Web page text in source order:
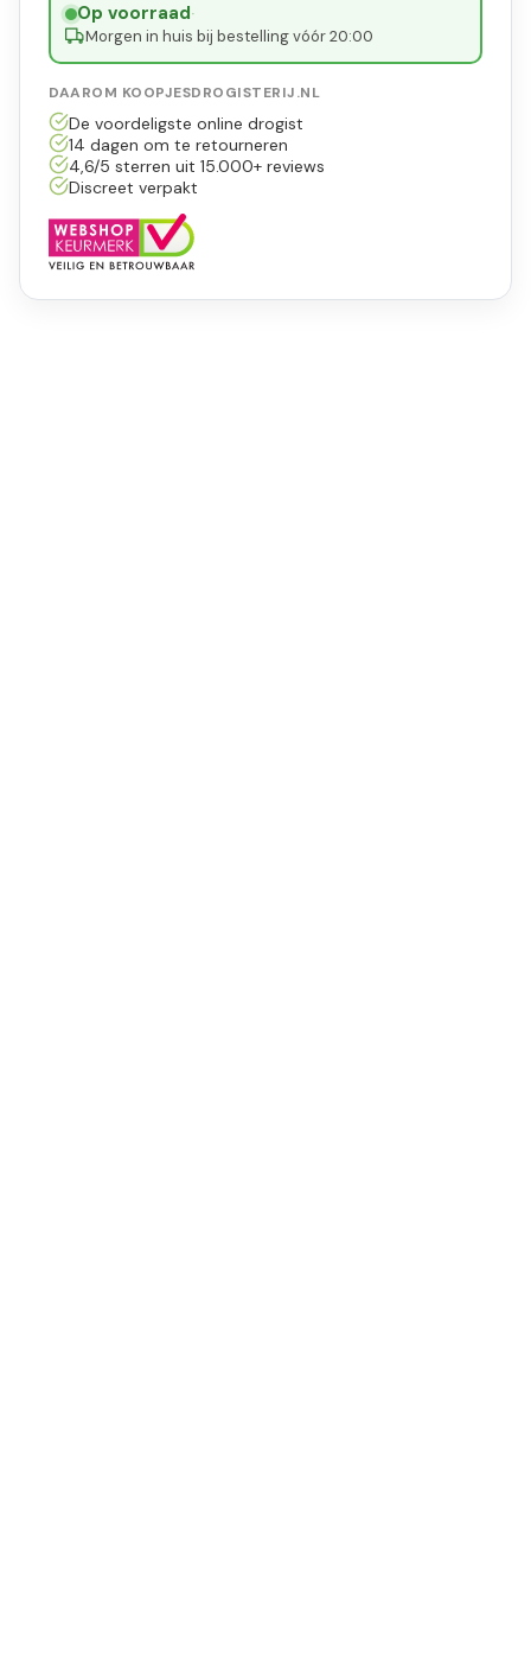
Op voorraad·
Morgen in huis bij bestelling vóór 20:00
DAAROM KOOPJESDROGISTERIJ.NL
De voordeligste online drogist
14 dagen om te retourneren
4,6/5 sterren uit 15.000+ reviews
Discreet verpakt